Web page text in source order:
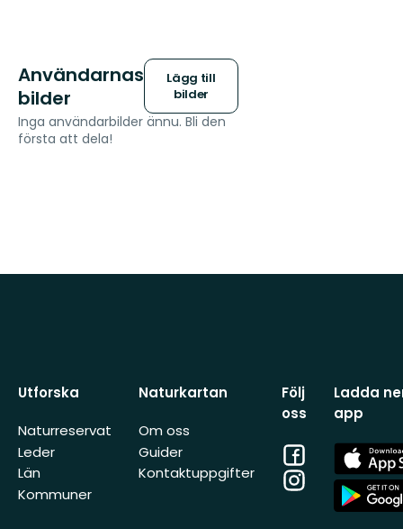
Användarnas
bilder
Lägg till
bilder
Inga användarbilder ännu. Bli den
första att dela!
Utforska
Naturreservat
Leder
Län
Kommuner
Naturkartan
Om oss
Guider
Kontaktuppgifter
Följ
oss
Facebook
Instagram
Ladda
app
App
Store
App
Store